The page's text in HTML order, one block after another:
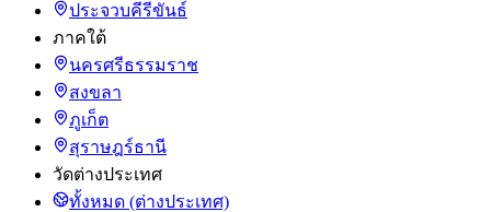
ประจวบคีรีขันธ์
ภาคใต้
นครศรีธรรมราช
สงขลา
ภูเก็ต
สุราษฎร์ธานี
วัดต่างประเทศ
ทั้งหมด (ต่างประเทศ)